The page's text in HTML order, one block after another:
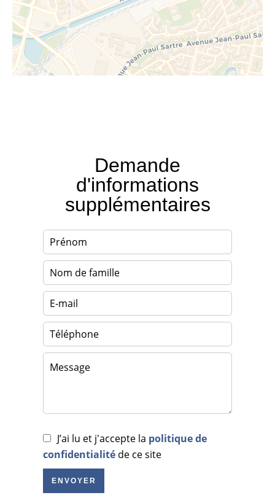
Demande
d'informations
supplémentaires
J’ai lu et j'accepte la politique de
confidentialité de ce site
ENVOYER